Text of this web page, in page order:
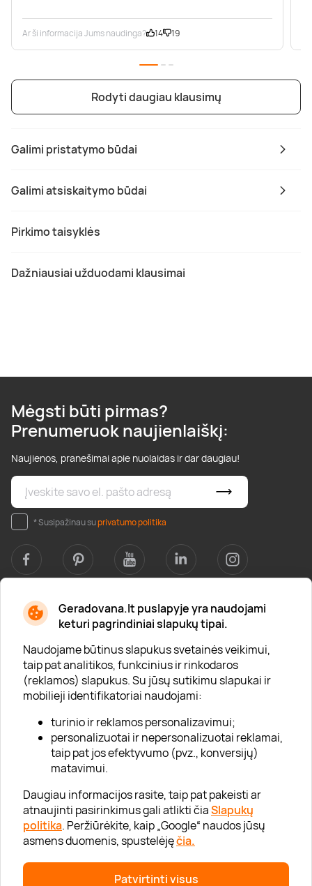
Geradovana.lt puslapyje yra naudojami
keturi pagrindiniai slapukų tipai.
Naudojame būtinus slapukus svetainės veikimui,
taip pat analitikos, funkcinius ir rinkodaros
(reklamos) slapukus. Su jūsų sutikimu slapukai ir
mobilieji identifikatoriai naudojami:
turinio ir reklamos personalizavimui;
personalizuotai ir nepersonalizuotai reklamai,
taip pat jos efektyvumo (pvz., konversijų)
matavimui.
Daugiau informacijos rasite, taip pat pakeisti ar
atnaujinti pasirinkimus gali atlikti čiaSlapukų
politika. Peržiūrėkite, kaip „Google“ naudos jūsų
asmens duomenis, spustelėjęčia.
Patvirtinti visus
Galimi pristatymo būdai
Galimi atsiskaitymo būdai
Pirkimo taisyklės
Dažniausiai užduodami klausimai
Ar ši informacija Jums naudinga? 14 19
Rodyti daugiau klausimų
Mėgsti būti pirmas?
Prenumeruok naujienlaiškį:
Naujienos, pranešimai apie nuolaidas ir dar daugiau!
* Susipažinau suprivatumo politika
Apie mus
Apie „Gera Dovana“
Lojalumo klubas
Karjera
Visi partneriai
Kontaktai
Tinklaraštis
Informacija